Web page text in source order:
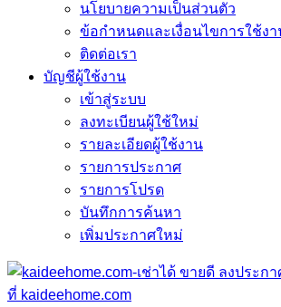
นโยบายความเป็นส่วนตัว
ข้อกำหนดและเงื่อนไขการใช้ง
ติดต่อเรา
บัญชีผู้ใช้งาน
เข้าสู่ระบบ
ลงทะเบียนผู้ใช้ใหม่
รายละเอียดผู้ใช้งาน
รายการประกาศ
รายการโปรด
บันทึกการค้นหา
เพิ่มประกาศใหม่